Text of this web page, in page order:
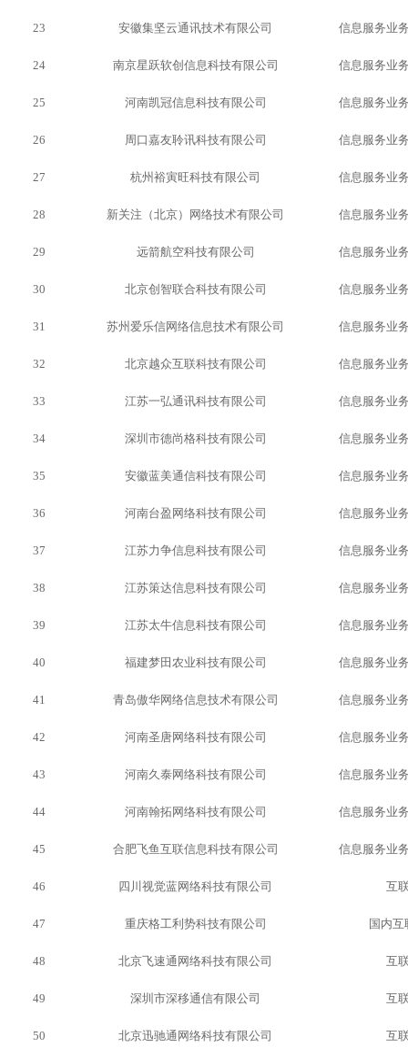
23 安徽集坚云通讯技术有限公司 信息服务业
24 南京星跃软创信息科技有限公司 信息服务业
25 河南凯冠信息科技有限公司 信息服务业
26 周口嘉友聆讯科技有限公司 信息服务业
27 杭州裕寅旺科技有限公司 信息服务业
28 新关注（北京）网络技术有限公司 信息服务业
29 远箭航空科技有限公司 信息服务业
30 北京创智联合科技有限公司 信息服务业
31 苏州爱乐信网络信息技术有限公司 信息服务业
32 北京越众互联科技有限公司 信息服务业
33 江苏一弘通讯科技有限公司 信息服务业
34 深圳市德尚格科技有限公司 信息服务业
35 安徽蓝美通信科技有限公司 信息服务业
36 河南台盈网络科技有限公司 信息服务业
37 江苏力争信息科技有限公司 信息服务业
38 江苏策达信息科技有限公司 信息服务业
39 江苏太牛信息科技有限公司 信息服务业
40 福建梦田农业科技有限公司 信息服务业
41 青岛傲华网络信息技术有限公司 信息服务业
42 河南圣唐网络科技有限公司 信息服务业
43 河南久泰网络科技有限公司 信息服务业
44 河南翰拓网络科技有限公司 信息服务业
45 合肥飞鱼互联信息科技有限公司 信息服务业
46 四川视觉蓝网络科技有限公司 互
47 重庆格工利势科技有限公司 国内
48 北京飞速通网络科技有限公司 互
49 深圳市深移通信有限公司 互
50 北京迅驰通网络科技有限公司 互